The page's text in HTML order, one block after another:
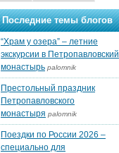
Последние темы блогов
“Храм у озера” – летние
экскурсии в Петропавловский
монастырь palomnik
Престольный праздник
Петропавловского
монастыря palomnik
Поездки по России 2026 –
специально для